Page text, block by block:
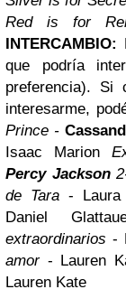
Red is for
INTERCAMBIO:
que podría
preferencia). Si
interesarme,
Prince -
Isaac Marion
Percy Jackson
de Tara- Laura
Daniel
extraordinarios -
amor- Lauren
Lauren Kate